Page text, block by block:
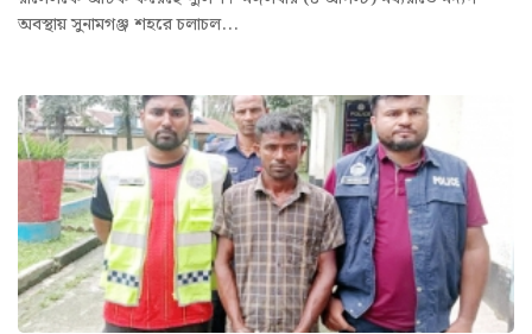
অবস্থায় সুনামগঞ্জ শহরে চলাচল...